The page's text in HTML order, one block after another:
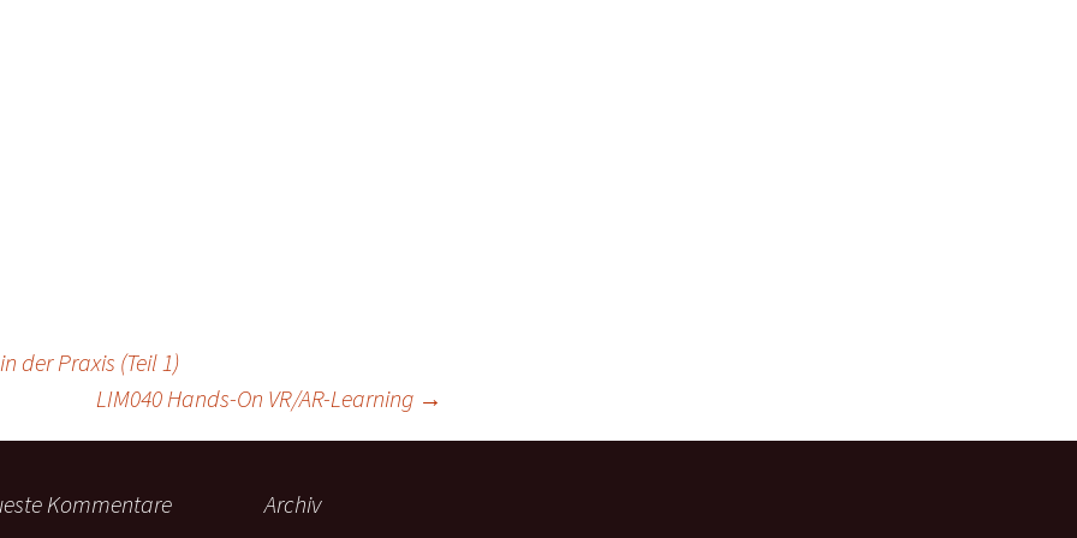
der Praxis (Teil 1)
LIM040 Hands-On VR/AR-Learning →
Kommentare Archiv